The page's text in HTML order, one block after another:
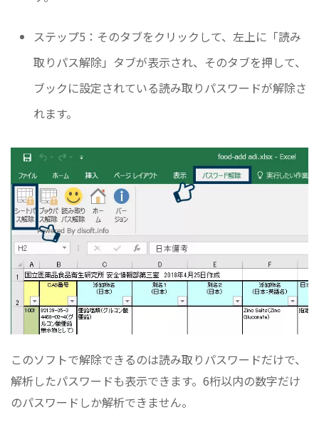
ステップ5：そのタブをクリックして、左上に「読み
取りパス解除」タブが表示され、そのタブを押して、
ブックに設定されている読み取りパスワードが解除さ
れます。
このソフトで解除できるのは読み取りパスワードだけで、
解析したパスワードも表示できます。6桁以内の数字だけ
のパスワードしか解析できません。